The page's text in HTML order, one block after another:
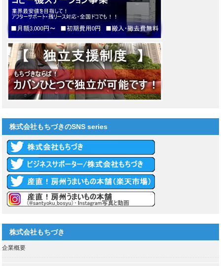
株式会社もちづきのSNS series
株式会社もちづき
企業概要